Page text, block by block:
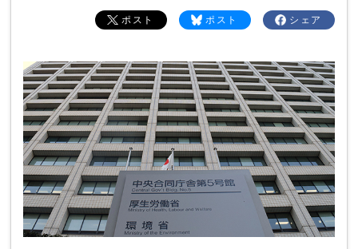
シェア
ポスト
ポスト